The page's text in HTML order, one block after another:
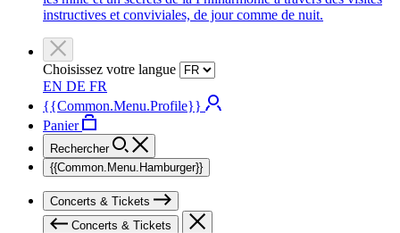
instructives et conviviales, de jour comme de nuit.
Choisissez votre langue
EN DE FR
{{Common.Menu.Profile}}
Panier
Rechercher
{{Common.Menu.Hamburger}}
Concerts & Tickets
Concerts & Tickets